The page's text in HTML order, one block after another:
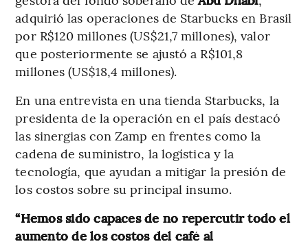
adquirió las operaciones de Starbucks en Brasil
por R$120 millones (US$21,7 millones), valor
que posteriormente se ajustó a R$101,8
millones (US$18,4 millones).
En una entrevista en una tienda Starbucks, la
presidenta de la operación en el país destacó
las sinergias con Zamp en frentes como la
cadena de suministro, la logística y la
tecnología, que ayudan a mitigar la presión de
los costos sobre su principal insumo.
“Hemos sido capaces de no repercutir todo el
aumento de los costos del café al